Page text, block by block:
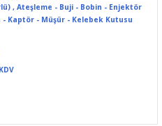
, Ateşleme - Buji - Bobin - Enjektör
- Kaptör - Müşür - Kelebek Kutusu